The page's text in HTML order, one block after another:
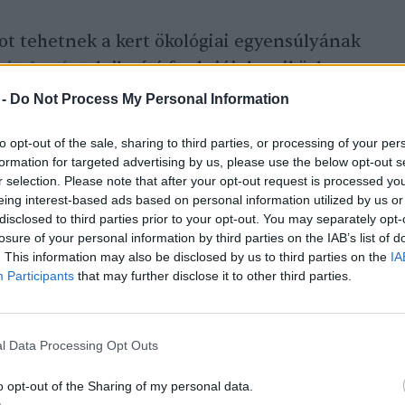
Do Not Process My Personal Information
opt-out of the sale, sharing to third parties, or processing of your
for targeted advertising by us, please use the below opt-out
selection. Please note that after your opt-out request is processed
interest-based ads based on personal information utilized by us
to third parties prior to your opt-out. You may separately
of your personal information by third parties on the IAB’s list of
This information may also be disclosed by us to third parties on the
Participants that may further disclose it to other third parties.
Data Processing Opt Outs
opt-out of the Sharing of my personal data.
tehetnek a kert ökológiai egyensúlyának
, talajlazító funkciójuk, miközben
és az eróziót. A kultúrnövények
gyomok – miután elfagytak –
megőrizni a talaj tápanyagtartalmát a
előtt lekaszáljuk vagy kihúzzuk a
A szalmamulcs alól kihúzott
a szalma tetejére! A kedvenc
ízeltlábúak nem mindig
kevésbé kedvelt növényekkel is.A
működhetnekpéldául a tetvek vagy a
. Ha nem is az ágyásokban, de a kert
bizonyos növények szabadon
az ökológiai kertészkedésben